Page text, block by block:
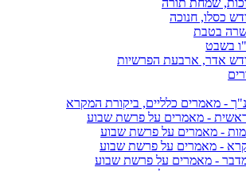
שמחת תורה
כסלו, חנוכה
בטבת
בשבט
אדר, ארבעת הפרשיות
- מאמרים כלליים, ביקורת המקרא
- מאמרים על פרשת שבוע
- מאמרים על פרשת שבוע
- מאמרים על פרשת שבוע
- מאמרים על פרשת שבוע